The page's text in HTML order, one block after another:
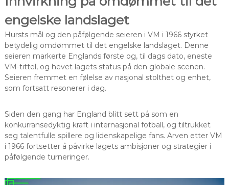
engelske landslaget
Hursts mål og den påfølgende seieren i VM i 1966 styrket
betydelig omdømmet til det engelske landslaget. Denne
seieren markerte Englands første og, til dags dato, eneste
VM-tittel, og hevet lagets status på den globale scenen.
Seieren fremmet en følelse av nasjonal stolthet og enhet,
som fortsatt resonerer i dag.
Siden den gang har England blitt sett på som en
konkurransedyktig kraft i internasjonal fotball, og tiltrukket
seg talentfulle spillere og lidenskapelige fans. Arven etter VM
i 1966 fortsetter å påvirke lagets ambisjoner og strategier i
påfølgende turneringer.